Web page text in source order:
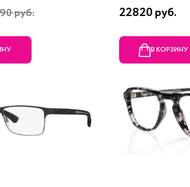
руб.
22820 руб.
В КОРЗИНУ